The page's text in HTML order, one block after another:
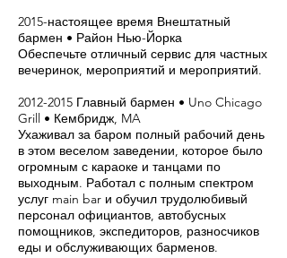
2015-настоящее время Внештатный
бармен • Район Нью-Йорка
Обеспечьте отличный сервис для частных
вечеринок, мероприятий и мероприятий.
2012-2015 Главный бармен • Uno Chicago
Grill • Кембридж, MA
Ухаживал за баром полный рабочий день
в этом веселом заведении, которое было
огромным с караоке и танцами по
выходным. Работал с полным спектром
услуг main bar и обучил трудолюбивый
персонал официантов, автобусных
помощников, экспедиторов, разносчиков
еды и обслуживающих барменов.